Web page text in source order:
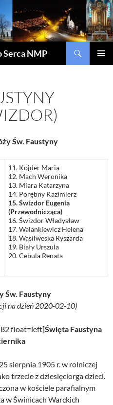
Serca NMP
Św. Faustyny
11. Kojder Maria
12. Mach Weronika
13. Miara Katarzyna
14. Porębny Kazimierz
15. Świzdor Eugenia
(Przewodnicząca)
16. Świzdor Władysław
17. Walankiewicz Helena
18. Wasilweska Ryszarda
19. Biały Urszula
20. Cebula Renata
Św. Faustyny
na dzień 2020-02-10)
float=left]Święta Faustyna
sierpnia 1905 r. w rolniczej
trzecie z dziesięciorga dzieci.
w kościele parafialnym
w Świnicach Warckich